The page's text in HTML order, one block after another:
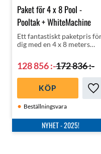
Paket för 4 x 8 Pool -
Pooltak + WhiteMachine
Ett fantastiskt paketpris
dig med en 4 x 8 meters
helautomatiska
WhiteMachine
saltklorinator!
128 856:-172 836:-
NYHET - 2025!
Beställningsvara
KÖP